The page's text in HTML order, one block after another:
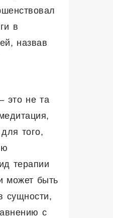
в
назвав
это не та
того,
терапии
может быть
сущности,
с